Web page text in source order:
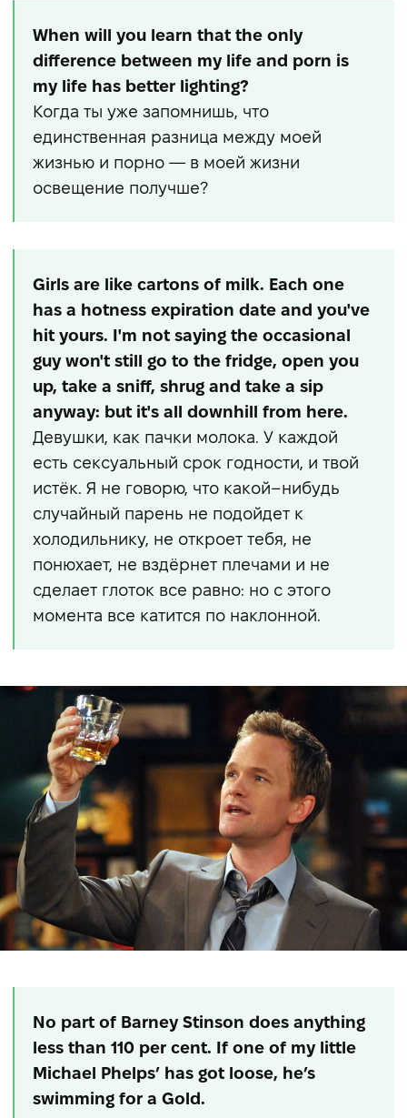
When will you learn that the only
difference between my life and porn is
my life has better lighting?
Когда ты уже запомнишь, что
единственная разница между моей
жизнью и порно — в моей жизни
освещение получше?
Girls are like cartons of milk. Each one
has a hotness expiration date and you've
hit yours. I'm not saying the occasional
guy won't still go to the fridge, open you
up, take a sniff, shrug and take a sip
anyway: but it's all downhill from here.
Девушки, как пачки молока. У каждой
есть сексуальный срок годности, и твой
истёк. Я не говорю, что какой–нибудь
случайный парень не подойдет к
холодильнику, не откроет тебя, не
понюхает, не вздёрнет плечами и не
сделает глоток все равно: но c этого
момента все катится по наклонной.
No part of Barney Stinson does anything
less than 110 per cent. If one of my little
Michael Phelps’ has got loose, he’s
swimming for a Gold.